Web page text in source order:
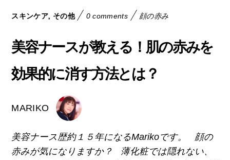
スキンケア, その他 0 comments 顔の赤み
美容ナースが教える！肌の赤みを
効果的に消す方法とは？
MARIKO
美容ナース歴約１５年になるMarikoです。 顔の
赤みが気になりますか？ 薄化粧では隠れない、